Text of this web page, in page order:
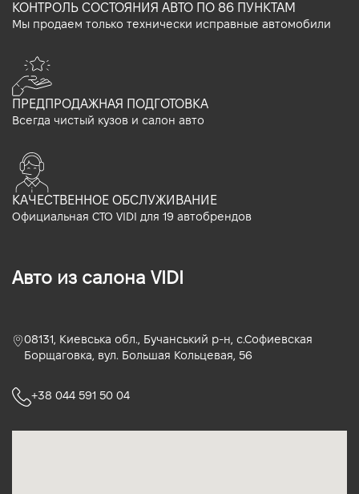
КОНТРОЛЬ СОСТОЯНИЯ АВТО ПО 86 ПУНКТАМ
Мы продаем только технически исправные автомобили
ПРЕДПРОДАЖНАЯ ПОДГОТОВКА
Всегда чистый кузов и салон авто
КАЧЕСТВЕННОЕ ОБСЛУЖИВАНИЕ
Официальная СТО VIDI для 19 автобрендов
Авто из салона VIDI
08131, Киевська обл., Бучанський р-н, с.Софиевская
Борщаговка, вул. Большая Кольцевая, 56
+38 044 591 50 04